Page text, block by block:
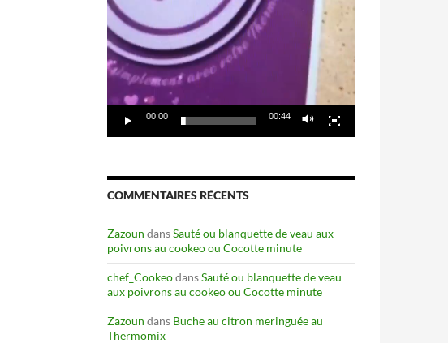
00:00 00:44
COMMENTAIRES RÉCENTS
Zazoun dansSauté ou blanquette de veau aux
poivrons au cookeo ou Cocotte minute
chef_CookeodansSauté ou blanquette de veau
aux poivrons au cookeo ou Cocotte minute
Zazoun dans Buche au citron meringuée au
Thermomix